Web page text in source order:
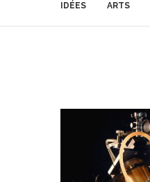
IDÉES ARTS